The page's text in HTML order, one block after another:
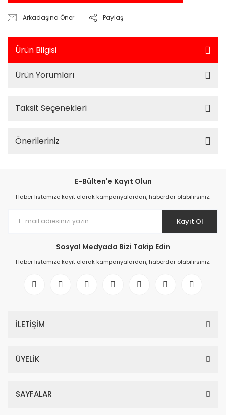
Arkadaşına Öner Paylaş
Ürün Bilgisi
Ürün Yorumları
Taksit Seçenekleri
Önerileriniz
E-Bülten'e Kayıt Olun
Haber listemize kayıt olarak kampanyalardan, haberdar olabilirsiniz.
Kayıt Ol
Sosyal Medyada Bizi Takip Edin
Haber listemize kayıt olarak kampanyalardan, haberdar olabilirsiniz.
İLETİŞİM
ÜYELİK
SAYFALAR